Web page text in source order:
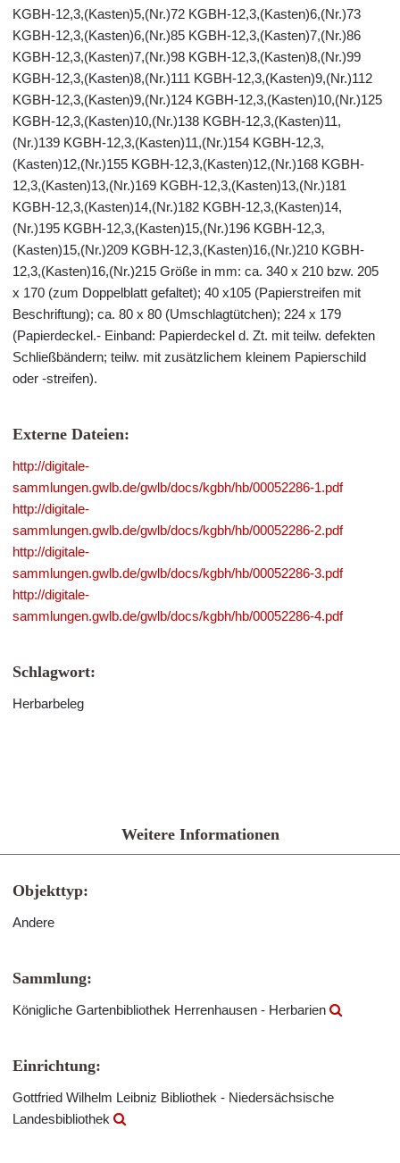
KGBH-12,3,(Kasten)5,(Nr.)72 KGBH-12,3,(Kasten)6,(Nr.)73
KGBH-12,3,(Kasten)6,(Nr.)85 KGBH-12,3,(Kasten)7,(Nr.)86
KGBH-12,3,(Kasten)7,(Nr.)98 KGBH-12,3,(Kasten)8,(Nr.)99
KGBH-12,3,(Kasten)8,(Nr.)111 KGBH-12,3,(Kasten)9,(Nr.)112
KGBH-12,3,(Kasten)9,(Nr.)124 KGBH-12,3,(Kasten)10,(Nr.)125
KGBH-12,3,(Kasten)10,(Nr.)138 KGBH-12,3,(Kasten)11,
(Nr.)139 KGBH-12,3,(Kasten)11,(Nr.)154 KGBH-12,3,
(Kasten)12,(Nr.)155 KGBH-12,3,(Kasten)12,(Nr.)168 KGBH-
12,3,(Kasten)13,(Nr.)169 KGBH-12,3,(Kasten)13,(Nr.)181
KGBH-12,3,(Kasten)14,(Nr.)182 KGBH-12,3,(Kasten)14,
(Nr.)195 KGBH-12,3,(Kasten)15,(Nr.)196 KGBH-12,3,
(Kasten)15,(Nr.)209 KGBH-12,3,(Kasten)16,(Nr.)210 KGBH-
12,3,(Kasten)16,(Nr.)215 Größe in mm: ca. 340 x 210 bzw. 205
x 170 (zum Doppelblatt gefaltet); 40 x105 (Papierstreifen mit
Beschriftung); ca. 80 x 80 (Umschlagtütchen); 224 x 179
(Papierdeckel.- Einband: Papierdeckel d. Zt. mit teilw. defekten
Schließbändern; teilw. mit zusätzlichem kleinem Papierschild
oder -streifen).
Externe Dateien:
http://digitale-
sammlungen.gwlb.de/gwlb/docs/kgbh/hb/00052286-1.pdf
http://digitale-
sammlungen.gwlb.de/gwlb/docs/kgbh/hb/00052286-2.pdf
http://digitale-
sammlungen.gwlb.de/gwlb/docs/kgbh/hb/00052286-3.pdf
http://digitale-
sammlungen.gwlb.de/gwlb/docs/kgbh/hb/00052286-4.pdf
Schlagwort:
Herbarbeleg
Weitere Informationen
Objekttyp:
Andere
Sammlung:
Königliche Gartenbibliothek Herrenhausen - Herbarien
Einrichtung:
Gottfried Wilhelm Leibniz Bibliothek - Niedersächsische
Landesbibliothek